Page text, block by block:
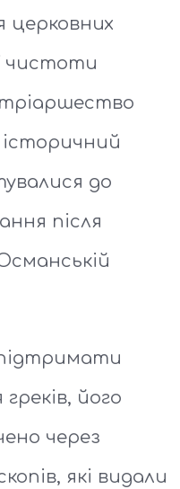
церковних
чистоти
до
після
його
через
які видали